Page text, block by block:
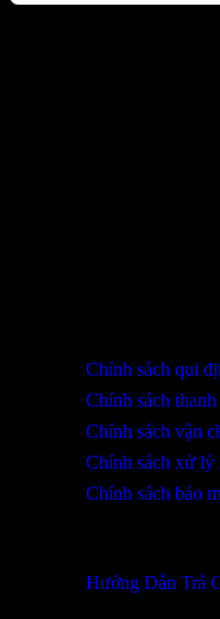
Chính sách qui
Chính sách thanh
Chính sách vận
Chính sách xử lý
Chính sách bảo
Hướng Dẫn Trả